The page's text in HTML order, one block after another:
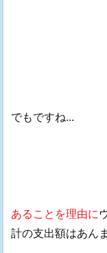
でもですね...
あることを理由に
計の支出額はあん